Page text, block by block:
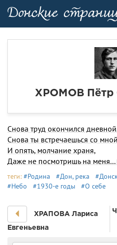
ХРОМОВ Пётр
Снова труд окончился
Снова ты встречаешься со
И опять, молчание храня,
Даже не посмотришь на
теги: #Родина #Дон, река
#Небо
#1930-е годы #О себе
ХРАПОВА Лариса
Евгеньевна